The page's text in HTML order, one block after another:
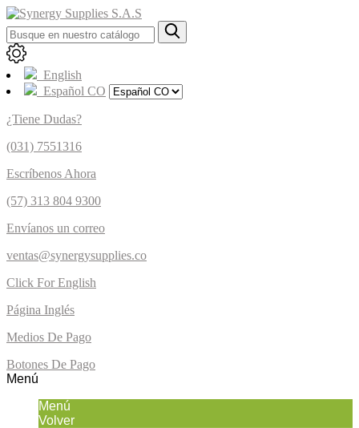
English
Español CO
¿Tiene Dudas?
(031) 7551316
Escríbenos Ahora
(57) 313 804 9300
Envíanos un correo
ventas@synergysupplies.co
Click For English
Página Inglés
Medios De Pago
Botones De Pago
Menú
Menú
Volver